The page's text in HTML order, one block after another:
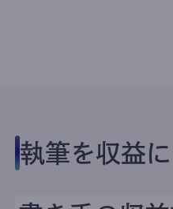
執筆を収益に